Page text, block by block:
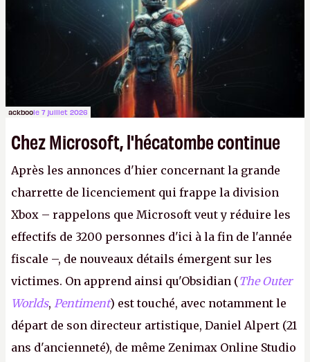
le même studio qu'il y a 15 ans. Mais bon, OK, on
peut commencer à fantasmer.A.
ackboole 7 juillet 2026
Chez Microsoft, l'hécatombe continue
Après les annonces d'hier concernant la grande
charrette de licenciement qui frappe la division
Xbox – rappelons que Microsoft veut y réduire les
effectifs de 3200 personnes d'ici à la fin de l'année
fiscale –, de nouveaux détails émergent sur les
victimes. On apprend ainsi qu'Obsidian (The Outer
Worlds, Pentiment) est touché, avec notamment le
départ de son directeur artistique, Daniel Alpert (21
ans d'ancienneté), de même Zenimax Online Studio